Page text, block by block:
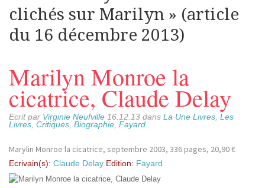
clichés sur Marilyn » (article
du 16 décembre 2013)
Marilyn Monroe la
cicatrice, Claude Delay
Ecrit par Virginie Neufville 16.12.13 dans La Une Livres Les
Livres Critiques Biographie Fayard
Marylin Monroe la cicatrice, septembre 2003, 336 pages, 20,90 €
Ecrivain(s): Claude Delay Edition: Fayard